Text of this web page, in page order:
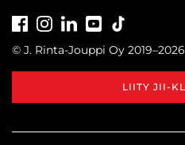
FacebookInstagramLinkedInYoutube
© J. Rinta-Jouppi Oy 2019–2026
LIITY JII-